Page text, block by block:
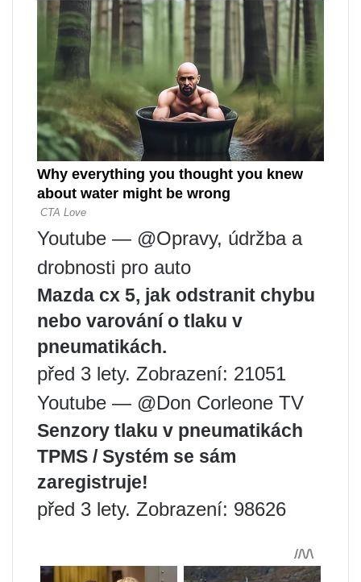
Youtube — @Opravy, údržba a
drobnosti pro auto
Mazda cx 5, jak odstranit chybu
nebo varování o tlaku v
pneumatikách.
před 3 lety. Zobrazení: 21051
Youtube — @Don Corleone TV
Senzory tlaku v pneumatikách
TPMS / Systém se sám
zaregistruje!
před 3 lety. Zobrazení: 98626